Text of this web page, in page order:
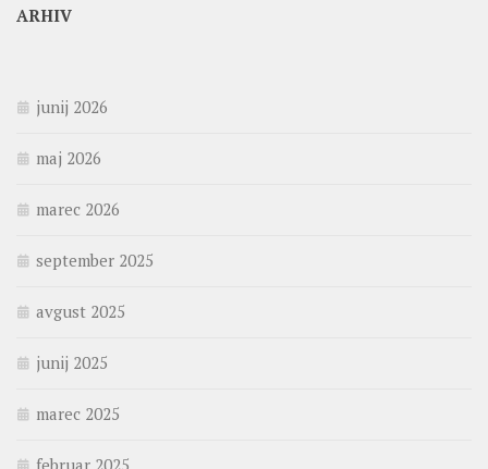
ARHIV
junij 2026
maj 2026
marec 2026
september 2025
avgust 2025
junij 2025
marec 2025